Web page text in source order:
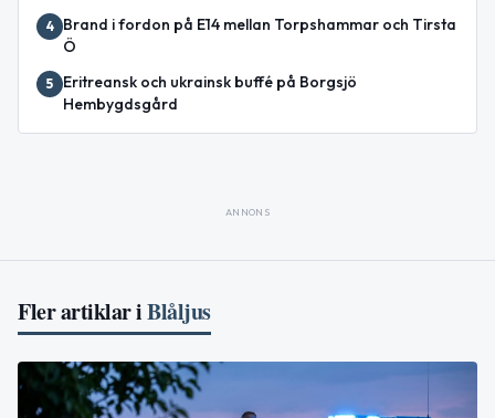
4
Brand i fordon på E14 mellan Torpshammar och Tirsta
Ö
5
Eritreansk och ukrainsk buffé på Borgsjö
Hembygdsgård
ANNONS
Fler artiklar iBlåljus